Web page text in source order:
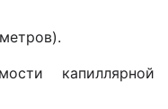
капиллярной